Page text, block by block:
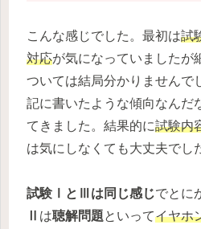
こんな感じでした。最初は試
対応が気になっていましたが
ついては結局分かりませんで
記に書いたような傾向なんだ
てきました。結果的に試験内
は気にしなくても大丈夫でし
試験ⅠとⅢは同じ感じでとに
は聴解問題といってイヤホ